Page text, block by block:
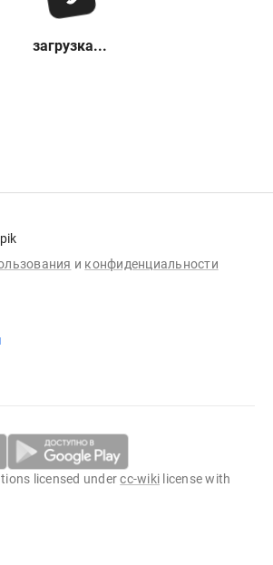
загрузка...
и конфиденциальности
licensed undercc-wiki license with